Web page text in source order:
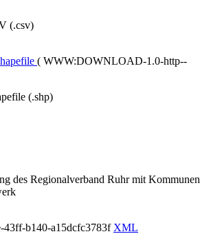
(.csv)
( WWW:DOWNLOAD-1.0-http--
(.shp)
des Regionalverband Ruhr mit Kommunen
43ff-b140-a15dcfc3783f XML